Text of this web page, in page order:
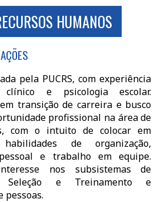
HUMANOS
pela PUCRS, com experiência
e psicologia escolar.
transição de carreira e busco
profissional na área de
com o intuito de colocar em
de organização,
e trabalho em equipe.
nos subsistemas de
Seleção e Treinamento e
pessoas.